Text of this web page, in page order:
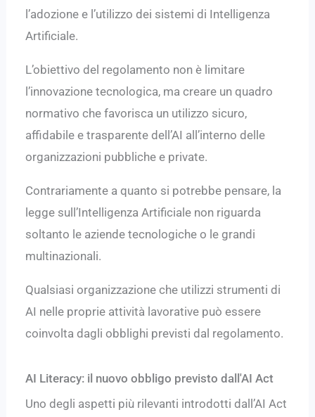
l’adozione e l’utilizzo dei sistemi di Intelligenza
Artificiale.
L’obiettivo del regolamento non è limitare
l’innovazione tecnologica, ma creare un quadro
normativo che favorisca un utilizzo sicuro,
affidabile e trasparente dell’AI all’interno delle
organizzazioni pubbliche e private.
Contrariamente a quanto si potrebbe pensare, la
legge sull’Intelligenza Artificiale non riguarda
soltanto le aziende tecnologiche o le grandi
multinazionali.
Qualsiasi organizzazione che utilizzi strumenti di
AI nelle proprie attività lavorative può essere
coinvolta dagli obblighi previsti dal regolamento.
AI Literacy: il nuovo obbligo previsto dall'AI Act
Uno degli aspetti più rilevanti introdotti dall’AI Act